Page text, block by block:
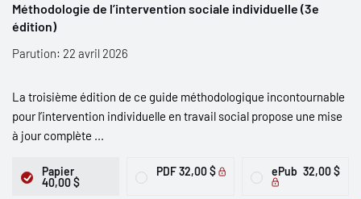
Méthodologie de l’intervention sociale individuelle (3e
édition)
Parution: 22 avril 2026
La troisième édition de ce guide méthodologique incontournable
pour l’intervention individuelle en travail social propose une mise
à jour complète ...
Papier
40,00 $
PDF32,00 $ ePub 32,00 $